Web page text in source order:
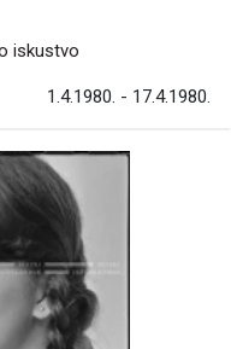
iskustvo
1.4.1980. - 17.4.1980.